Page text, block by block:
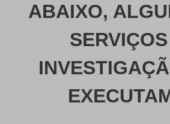
ABAIXO,